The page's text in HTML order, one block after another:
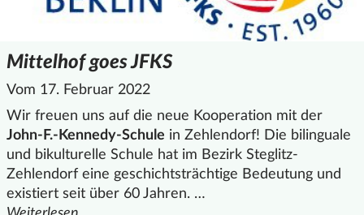
Mittelhof goes JFKS
Vom 17. Februar 2022
Wir freuen uns auf die neue Kooperation mit der
John-F.-Kennedy-Schule in Zehlendorf! Die bilinguale
und bikulturelle Schule hat im Bezirk Steglitz-
Zehlendorf eine geschichtsträchtige Bedeutung und
existiert seit über 60 Jahren. …